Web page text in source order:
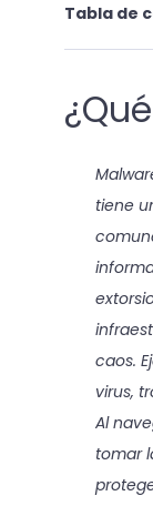
Tabla de
tiene
caos.
virus,
Al
tomar